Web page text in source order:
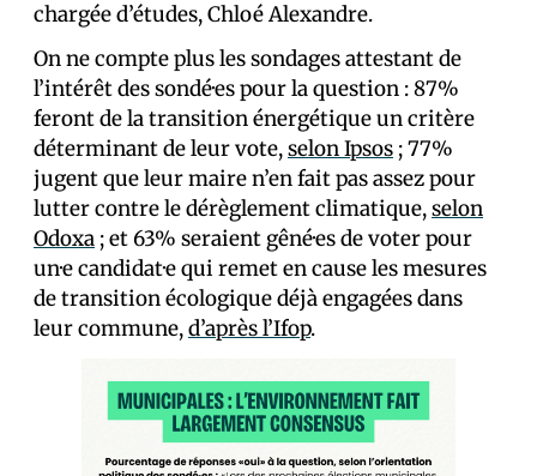
chargée d’études, Chloé Alexandre.
On ne compte plus les sondages attestant de
l’intérêt des sondé·es pour la question : 87%
feront de la transition énergétique un critère
déterminant de leur vote,selon Ipsos ; 77%
jugent que leur maire n’en fait pas assez pour
lutter contre le dérèglement climatique,selon
Odoxa ; et 63% seraient gêné·es de voter pour
un·e candidat·e qui remet en cause les mesures
de transition écologique déjà engagées dans
leur commune,d’après l’Ifop.